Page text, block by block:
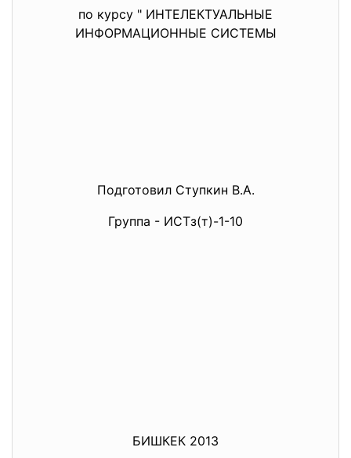
по курсу " ИНТЕЛЕКТУАЛЬНЫЕ
ИНФОРМАЦИОННЫЕ СИСТЕМЫ
Подготовил Ступкин В.А.
Группа - ИСТз(т)-1-10
БИШКЕК 2013